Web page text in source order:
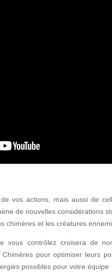
vos actions, mais aussi de
de nouvelles considérations
chimères et les créatures
vous contrôlez croisera de
pour optimiser leurs
possibles pour votre